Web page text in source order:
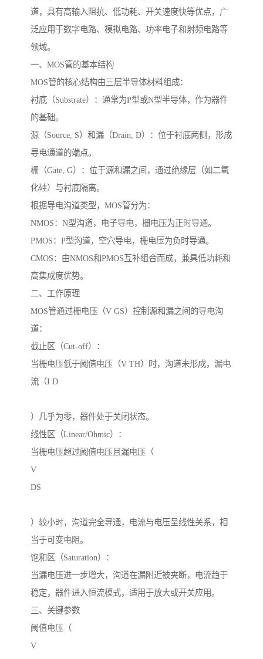
道，具有高输入阻抗、低功耗、开关速度快等优点，广
泛应用于数字电路、模拟电路、功率电子和射频电路等
领域。
一、MOS管的基本结构
MOS管的核心结构由三层半导体材料组成：
衬底（Substrate）：通常为P型或N型半导体，作为器件
的基础。
源（Source, S）和漏（Drain, D）：位于衬底两侧，形成
导电通道的端点。
栅（Gate, G）：位于源和漏之间，通过绝缘层（如二氧
化硅）与衬底隔离。
根据导电沟道类型，MOS管分为：
NMOS：N型沟道，电子导电，栅电压为正时导通。
PMOS：P型沟道，空穴导电，栅电压为负时导通。
CMOS：由NMOS和PMOS互补组合而成，兼具低功耗和
高集成度优势。
二、工作原理
MOS管通过栅电压（V GS）控制源和漏之间的导电沟
道：
截止区（Cut-off）：
当栅电压低于阈值电压（V TH）时，沟道未形成，漏电
流（I D
）几乎为零，器件处于关闭状态。
线性区（Linear/Ohmic）：
当栅电压超过阈值电压且漏电压（
V
DS
）较小时，沟道完全导通，电流与电压呈线性关系，相
当于可变电阻。
饱和区（Saturation）：
当漏电压进一步增大，沟道在漏附近被夹断，电流趋于
稳定，器件进入恒流模式，适用于放大或开关应用。
三、关键参数
阈值电压（
V